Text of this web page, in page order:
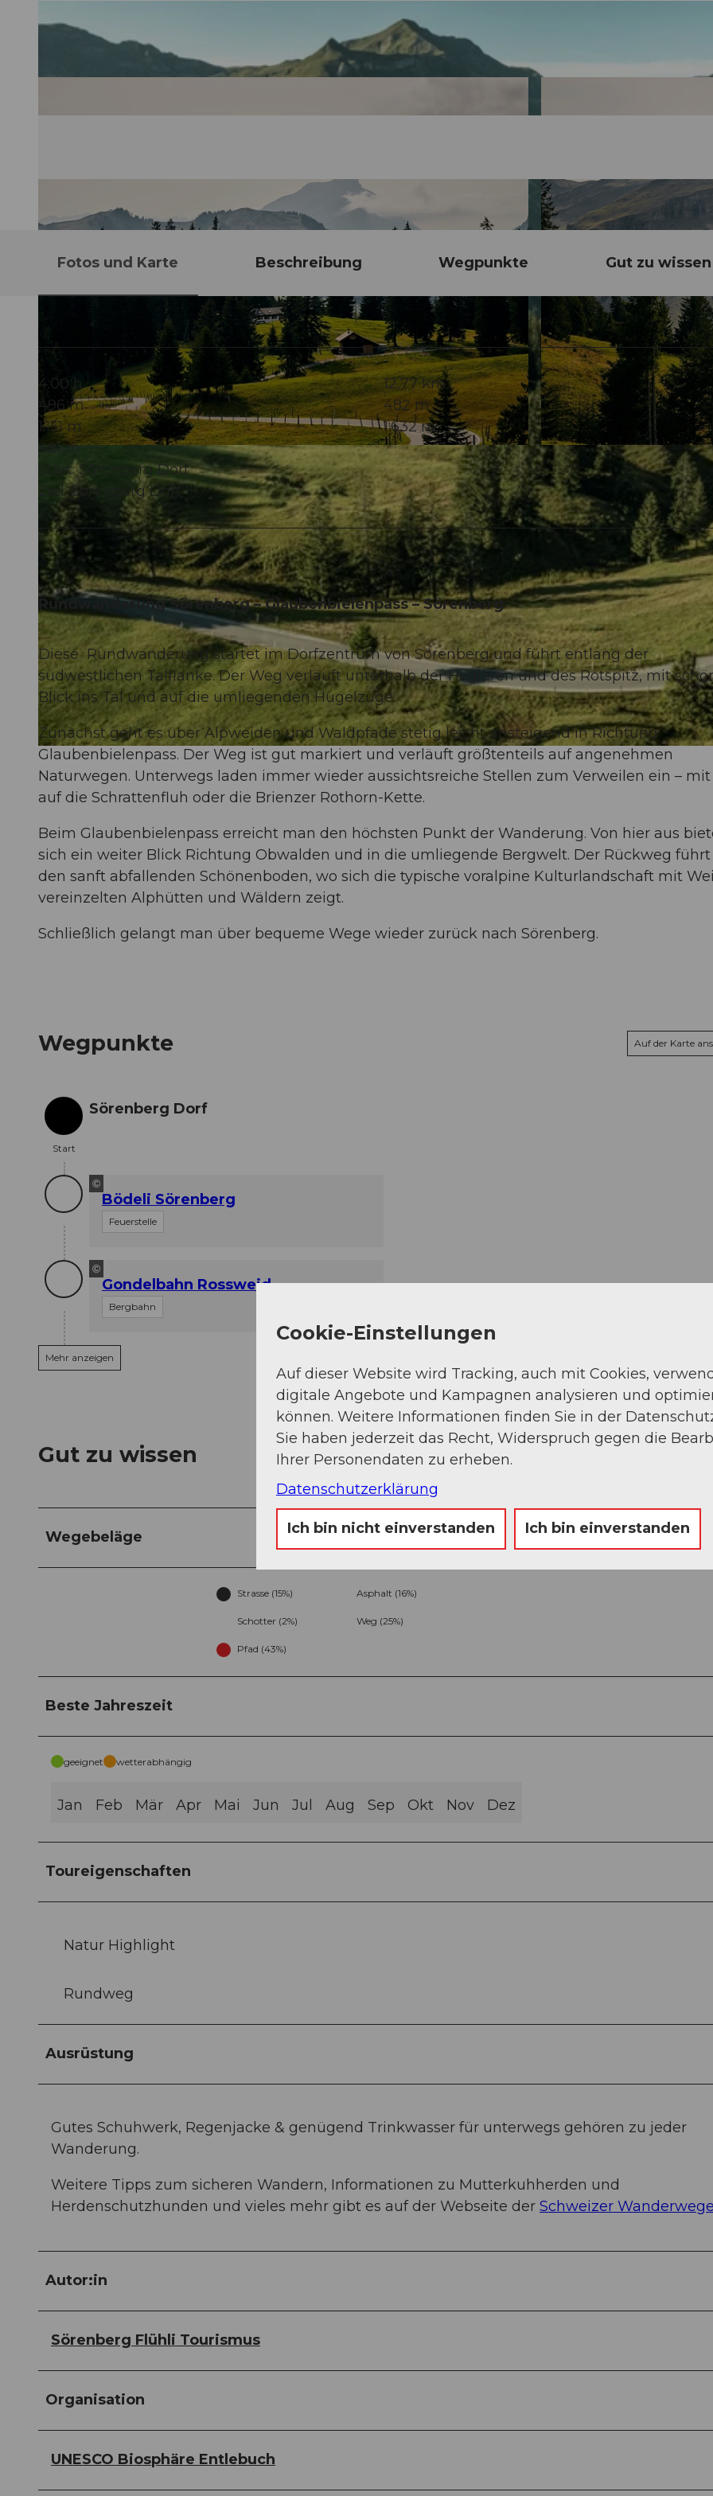
© Sörenberg Flühli Tourismus, UNESCO Biosphäre Entlebuch
© Sörenberg Flühli Tourismus, UNESCO Biosphäre Entlebuch © Sörenberg Flühli Tourismus, UNESCO Biosphäre
Fotos und Karte Beschreibung Wegpunkte Gut zu wissen
4:00 h
12,77 km
496 m
482 m
1.151 m
1.632 m
481 m
Start: Sörenberg Dorf
Ziel: Sörenberg Dorf
Rundwanderung Sörenberg – Glaubenbielenpass – Sörenberg
Diese Rundwanderung startet im Dorfzentrum von Sörenberg und führt entlang der
südwestlichen Talflanke. Der Weg verläuft unterhalb der Hagleren und des Rotspitz, mit
Blick ins Tal und auf die umliegenden Hügelzüge.
Zunächst geht es über Alpweiden und Waldpfade stetig leicht ansteigend in Richtung
Glaubenbielenpass. Der Weg ist gut markiert und verläuft größtenteils auf angenehmen
Naturwegen. Unterwegs laden immer wieder aussichtsreiche Stellen zum Verweilen ein –
auf die Schrattenfluh oder die Brienzer Rothorn-Kette.
Beim Glaubenbielenpass erreicht man den höchsten Punkt der Wanderung. Von hier aus
sich ein weiter Blick Richtung Obwalden und in die umliegende Bergwelt. Der Rückweg
den sanft abfallenden Schönenboden, wo sich die typische voralpine Kulturlandschaft mit
vereinzelten Alphütten und Wäldern zeigt.
Schließlich gelangt man über bequeme Wege wieder zurück nach Sörenberg.
Wegpunkte Auf der Karte
Start
Start
Sörenberg Dorf
©
Bödeli Sörenberg
Feuerstelle
©
Gondelbahn Rossweid
Bergbahn
Mehr anzeigen
Gut zu wissen
Wegebeläge
Strasse (15%) Asphalt (16%)
Schotter (2%) Weg (25%)
Pfad (43%)
Beste Jahreszeit
geeignet wetterabhängig
Jan Feb Mär Apr Mai Jun Jul Aug Sep Okt Nov Dez
Toureigenschaften
Natur Highlight
Rundweg
Ausrüstung
Gutes Schuhwerk, Regenjacke & genügend Trinkwasser für unterwegs gehören zu jeder
Wanderung.
Weitere Tipps zum sicheren Wandern, Informationen zu Mutterkuhherden und
Herdenschutzhunden und vieles mehr gibt es auf der Webseite der Schweizer
Autor:in
Sörenberg Flühli Tourismus
Organisation
UNESCO Biosphäre Entlebuch
Cookie-Einstellungen
Auf dieser Website wird Tracking, auch mit Cookies,
digitale Angebote und Kampagnen analysieren und
können. Weitere Informationen finden Sie in der
Sie haben jederzeit das Recht, Widerspruch gegen die
Ihrer Personendaten zu erheben.
Datenschutzerklärung
Ich bin nicht einverstanden Ich bin einverstanden